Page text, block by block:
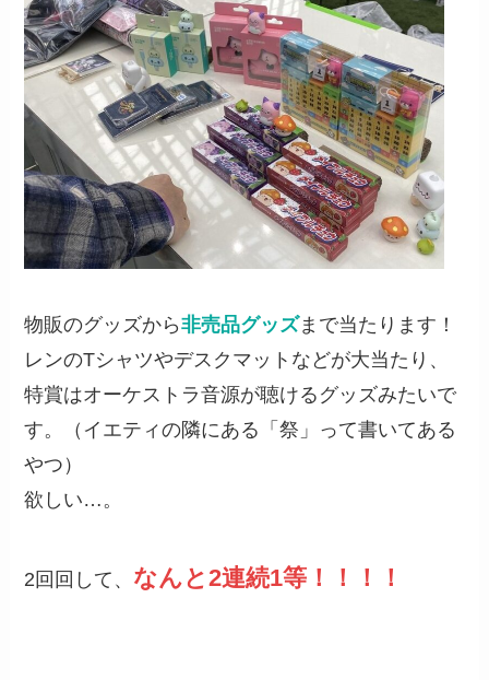
物販のグッズから非売品グッズまで当たります！
レンのTシャツやデスクマットなどが大当たり、
特賞はオーケストラ音源が聴けるグッズみたいで
す。（イエティの隣にある「祭」って書いてある
やつ）
欲しい…。
2回回して、 なんと2連続1等！！！！